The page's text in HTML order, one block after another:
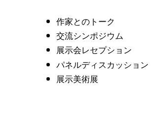
作家とのトーク
交流シンポジウム
展示会レセプション
パネルディスカッション
展示美術展